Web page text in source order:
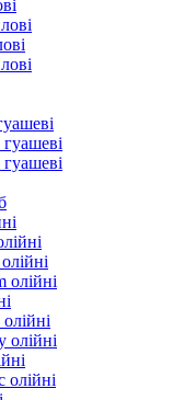
олійні